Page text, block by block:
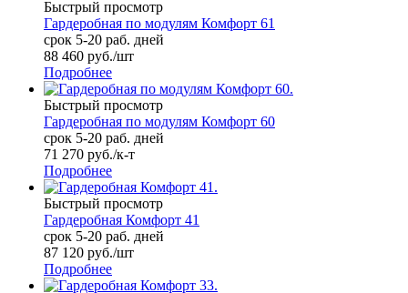
Быстрый просмотр
Гардеробная по модулям Комфорт 61
срок 5-20 раб. дней
88 460 руб./шт
Подробнее
Быстрый просмотр
Гардеробная по модулям Комфорт 60
срок 5-20 раб. дней
71 270 руб./к-т
Подробнее
Быстрый просмотр
Гардеробная Комфорт 41
срок 5-20 раб. дней
87 120 руб./шт
Подробнее